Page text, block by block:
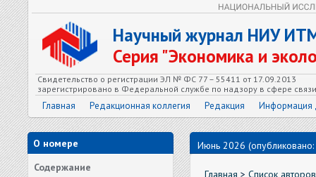
Научный журнал НИУ
Серия "Экономика и
Свидетельство о регистрации ЭЛ № ФС 77 – 55411 от 17.09.2013
зарегистрировано в Федеральной службе по надзору в сфере
Главная Редакционная коллегия Редакция Информация
О номере
Содержание
Июнь 2026
Главная > Список авторов